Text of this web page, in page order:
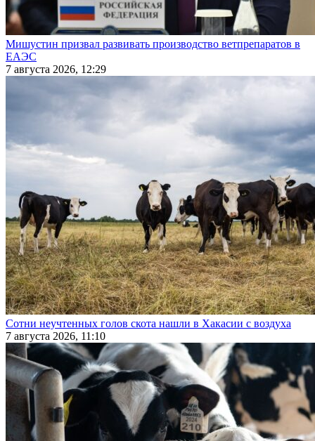
Мишустин призвал развивать производство ветпрепаратов в
ЕАЭС
7 августа 2026, 12:29
Сотни неучтенных голов скота нашли в Хакасии с воздуха
7 августа 2026, 11:10